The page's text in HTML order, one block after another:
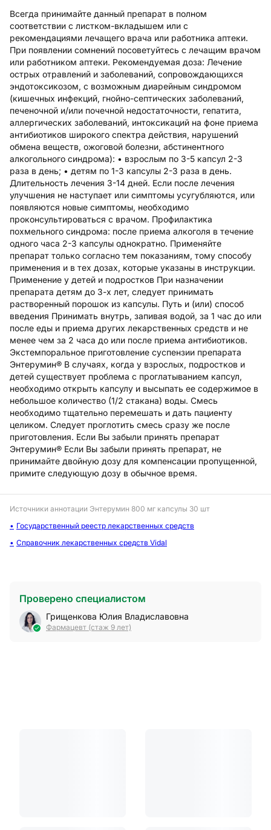
Всегда принимайте данный препарат в полном
соответствии с листком-вкладышем или с
рекомендациями лечащего врача или работника аптеки.
При появлении сомнений посоветуйтесь с лечащим врачом
или работником аптеки. Рекомендуемая доза: Лечение
острых отравлений и заболеваний, сопровождающихся
эндотоксикозом, с возможным диарейным синдромом
(кишечных инфекций, гнойно-септических заболеваний,
печеночной и/или почечной недостаточности, гепатита,
аллергических заболеваний, интоксикаций на фоне приема
антибиотиков широкого спектра действия, нарушений
обмена веществ, ожоговой болезни, абстинентного
алкогольного синдрома): • взрослым по 3-5 капсул 2-3
раза в день; • детям по 1-3 капсулы 2-3 раза в день.
Длительность лечения 3-14 дней. Если после лечения
улучшения не наступает или симптомы усугубляются, или
появляются новые симптомы, необходимо
проконсультироваться с врачом. Профилактика
похмельного синдрома: после приема алкоголя в течение
одного часа 2-3 капсулы однократно. Применяйте
препарат только согласно тем показаниям, тому способу
применения и в тех дозах, которые указаны в инструкции.
Применение у детей и подростков При назначении
препарата детям до 3-х лет, следует принимать
растворенный порошок из капсулы. Путь и (или) способ
введения Принимать внутрь, запивая водой, за 1 час до или
после еды и приема других лекарственных средств и не
менее чем за 2 часа до или после приема антибиотиков.
Экстемпоральное приготовление суспензии препарата
Энтерумин® В случаях, когда у взрослых, подростков и
детей существует проблема с проглатыванием капсул,
необходимо открыть капсулу и высыпать ее содержимое в
небольшое количество (1/2 стакана) воды. Смесь
необходимо тщательно перемешать и дать пациенту
целиком. Следует проглотить смесь сразу же после
приготовления. Если Вы забыли принять препарат
Энтерумин® Если Вы забыли принять препарат, не
принимайте двойную дозу для компенсации пропущенной,
примите следующую дозу в обычное время.
Источники аннотации Энтерумин 800 мг капсулы 30 шт
Государственный реестр лекарственных средств
Справочник лекарственных средств Vidal
Проверено специалистом
Грищенкова Юлия Владиславовна
Фармацевт (стаж 9 лет)